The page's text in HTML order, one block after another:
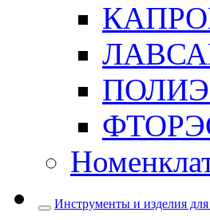
Инструменты и изделия